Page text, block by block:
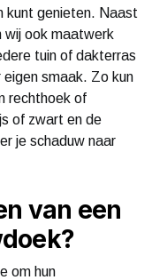
kunt genieten. Naast
wij ook maatwerk
tuin of dakterras
smaak. Zo kun
rechthoek of
of zwart en de
je schaduw naar
van een
om hun